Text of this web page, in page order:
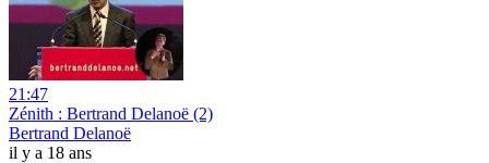
21:47
Zénith : Bertrand Delanoë (2)
Bertrand Delanoë
il y a 18 ans